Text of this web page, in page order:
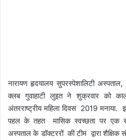
नारायण हृदयालय सुपरस्पेशालिटी
क्लब गुवाहाटी लुइत ने शुक्रवार को
अंतरराष्ट्रीय महिला दिवस 2019
पहल के तहत मासिक स्वच्छता पर एक
अस्पताल के डॉक्टररों की टीम द्वारा शैक्षिक